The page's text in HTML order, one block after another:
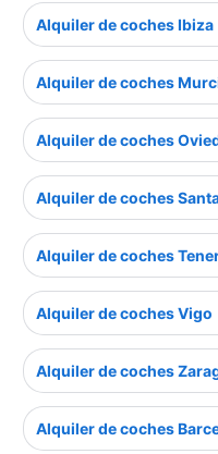
Alquiler de coches Ibiza
Alquiler de coches
Alquiler de coches
Alquiler de coches
Alquiler de coches
Alquiler de coches Vigo
Alquiler de coches
Alquiler de coches